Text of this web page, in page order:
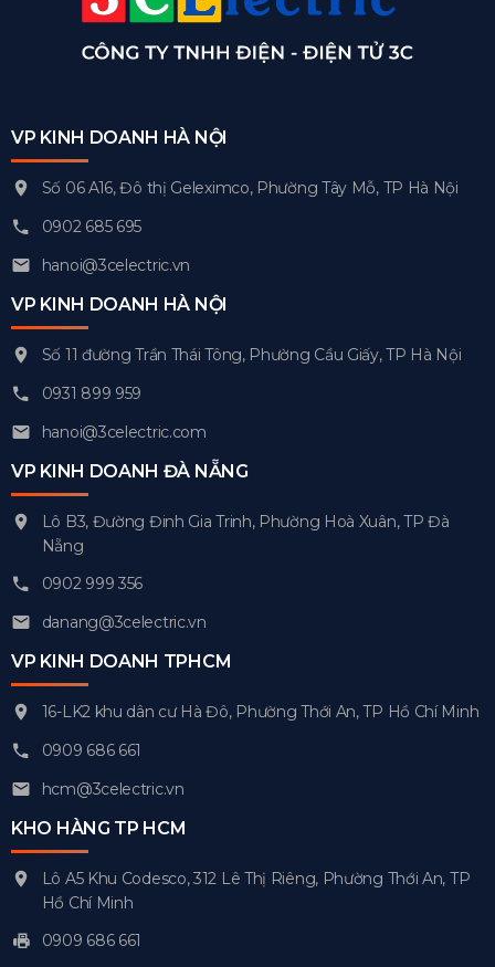
VP KINH DOANH HÀ NỘI
Số 06 A16, Đô thị Geleximco, Phường Tây Mỗ, TP Hà Nội
0902 685 695
hanoi@3celectric.vn
VP KINH DOANH HÀ NỘI
Số 11 đường Trần Thái Tông, Phường Cầu Giấy, TP Hà Nội
0931 899 959
hanoi@3celectric.com
VP KINH DOANH ĐÀ NẴNG
Lô B3, Đường Đinh Gia Trinh, Phường Hoà Xuân, TP Đà
Nẵng
0902 999 356
danang@3celectric.vn
VP KINH DOANH TPHCM
16-LK2 khu dân cư Hà Đô, Phường Thới An, TP Hồ Chí Minh
0909 686 661
hcm@3celectric.vn
KHO HÀNG TP HCM
Lô A5 Khu Codesco, 312 Lê Thị Riêng, Phường Thới An, TP
Hồ Chí Minh
0909 686 661